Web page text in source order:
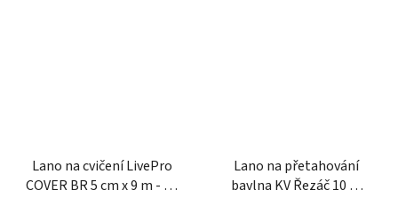
Lano na cvičení LivePro
COVER BR 5 cm x 9 m - 13
Lano na přetahování
bavlna KV Řezáč 10 m